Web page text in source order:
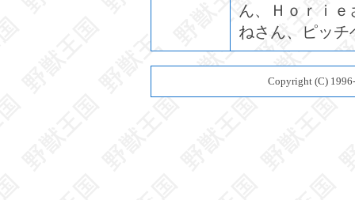
ん、Ｈｏｒｉ
ねさん、ピッチ
Copyright (C)